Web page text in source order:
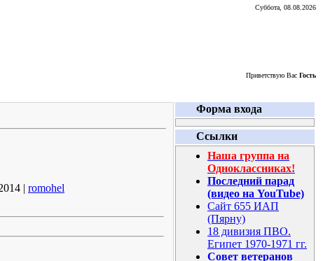
Суббота, 08.08.2026
Приветствую Вас Гость
| romohel
Форма входа
Ссылки
Наша группа на
Одноклассниках!
Последний парад
(видео на YouTube)
Сайт 655 ИАП
(Пярну)
18 дивизия ПВО.
Египет 1970-1971 гг.
Совет ветеранов